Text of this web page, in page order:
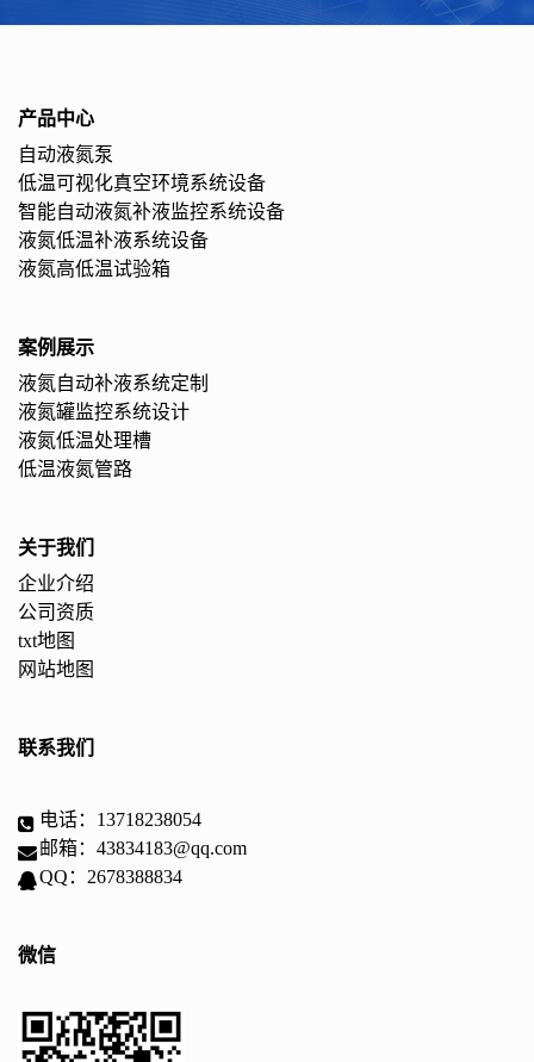
产品中心
自动液氮泵
低温可视化真空环境系统设备
智能自动液氮补液监控系统设备
液氮低温补液系统设备
液氮高低温试验箱
案例展示
液氮自动补液系统定制
液氮罐监控系统设计
液氮低温处理槽
低温液氮管路
关于我们
企业介绍
公司资质
txt地图
网站地图
联系我们
电话：13718238054
邮箱：43834183@qq.com
QQ：2678388834
微信